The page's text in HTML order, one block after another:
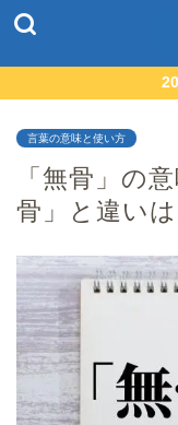
言葉の意味と使い方
「無骨」の
骨」と違い